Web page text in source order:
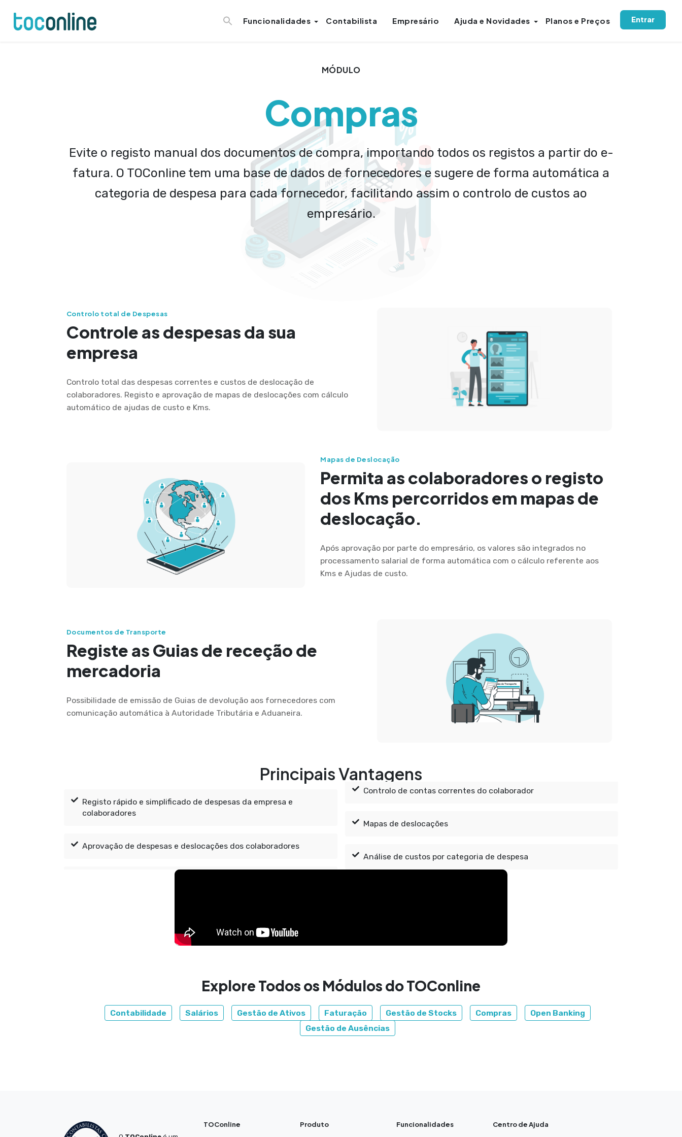
Funcionalidades Contabilista Empresário Ajuda e Novidades Planos e Preços Entrar
MÓDULO
Compras
Evite o registo manual dos documentos de compra, importando todos os registos a partir do e-
fatura. O TOConline tem uma base de dados de fornecedores e sugere de forma automática a
categoria de despesa para cada fornecedor, facilitando assim o controlo de custos ao
empresário.
Controlo total de Despesas
Controle as despesas da sua
empresa
Controlo total das despesas correntes e custos de deslocação de
colaboradores. Registo e aprovação de mapas de deslocações com cálculo
automático de ajudas de custo e Kms.
Mapas de Deslocação
Permita as colaboradores o registo
dos Kms percorridos em mapas de
deslocação.
Após aprovação por parte do empresário, os valores são integrados no
processamento salarial de forma automática com o cálculo referente aos
Kms e Ajudas de custo.
Documentos de Transporte
Registe as Guias de receção de
mercadoria
Possibilidade de emissão de Guias de devolução aos fornecedores com
comunicação automática à Autoridade Tributária e Aduaneira.
Principais Vantagens
Registo rápido e simplificado de despesas da empresa e
colaboradores
Aprovação de despesas e deslocações dos colaboradores
Controlo de contas correntes do colaborador
Mapas de deslocações
Análise de custos por categoria de despesa
Explore Todos os Módulos do TOConline
Contabilidade Salários Gestão de Ativos Faturação Gestão de Stocks Compras
Open Banking
Gestão de Ausências
TOConline Produto Funcionalidades Centro de Ajuda